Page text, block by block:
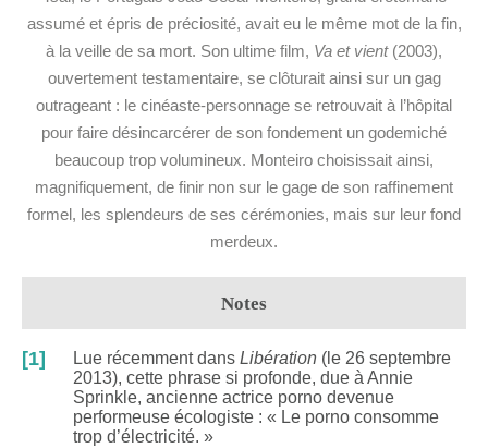
assumé et épris de préciosité, avait eu le même mot de la fin,
à la veille de sa mort. Son ultime film, Va et vient(2003),
ouvertement testamentaire, se clôturait ainsi sur un gag
outrageant : le cinéaste-personnage se retrouvait à l’hôpital
pour faire désincarcérer de son fondement un godemiché
beaucoup trop volumineux. Monteiro choisissait ainsi,
magnifiquement, de finir non sur le gage de son raffinement
formel, les splendeurs de ses cérémonies, mais sur leur fond
merdeux.
Notes
[1] Lue récemment dans Libération (le 26 septembre
2013), cette phrase si profonde, due à Annie
Sprinkle, ancienne actrice porno devenue
performeuse écologiste : « Le porno consomme
trop d’électricité. »